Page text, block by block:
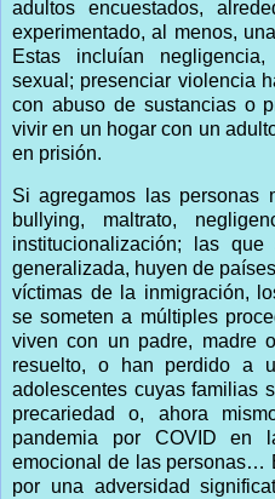
adultos encuestados,
experimentado, al menos,
Estas incluían
sexual; presenciar violencia
con abuso de sustancias o
vivir en un hogar con un
en prisión.
Si agregamos las personas
bullying, maltrato,
institucionalización; las
generalizada, huyen de
víctimas de la inmigración,
se someten a múltiples
viven con un padre, madre
resuelto, o han perdido a
adolescentes cuyas familias
precariedad o, ahora
pandemia por COVID en
emocional de las personas…
por una adversidad